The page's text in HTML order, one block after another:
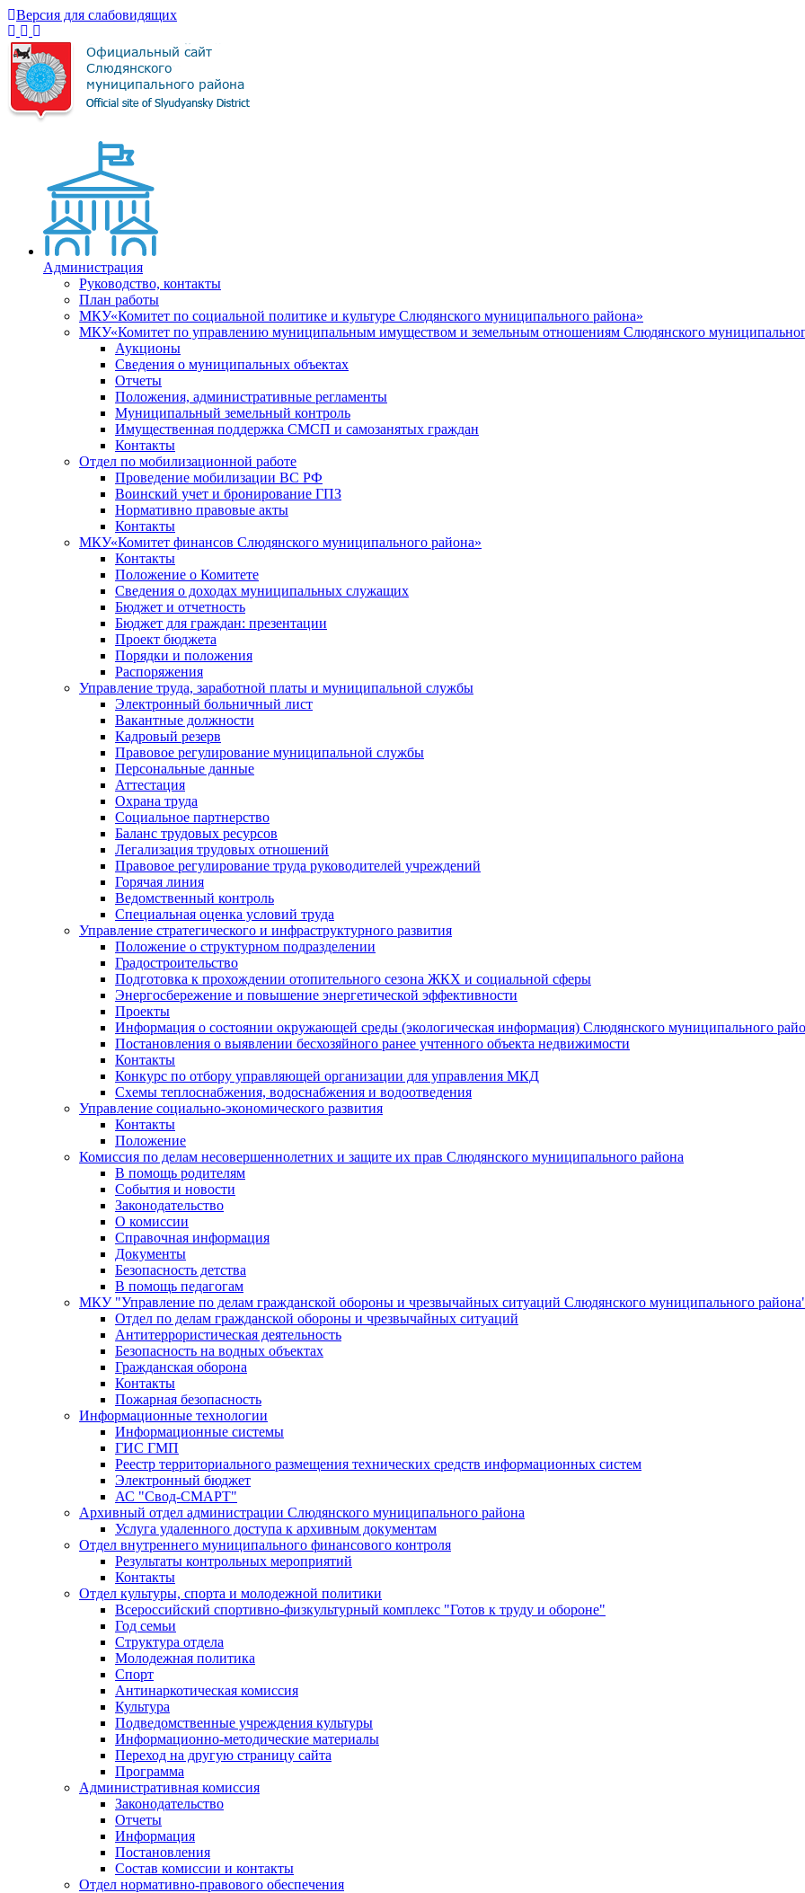
Версия для слабовидящих
Администрация
Руководство, контакты
План работы
МКУ«Комитет по социальной политике и культуре Слюдянского муниципального района»
МКУ«Комитет по управлению муниципальным имуществом и земельным отношениям Слюдянского
Аукционы
Сведения о муниципальных объектах
Отчеты
Положения, административные регламенты
Муниципальный земельный контроль
Имущественная поддержка СМСП и самозанятых граждан
Контакты
Отдел по мобилизационной работе
Проведение мобилизации ВС РФ
Воинский учет и бронирование ГПЗ
Нормативно правовые акты
Контакты
МКУ«Комитет финансов Слюдянского муниципального района»
Контакты
Положение о Комитете
Сведения о доходах муниципальных служащих
Бюджет и отчетность
Бюджет для граждан: презентации
Проект бюджета
Порядки и положения
Распоряжения
Управление труда, заработной платы и муниципальной службы
Электронный больничный лист
Вакантные должности
Кадровый резерв
Правовое регулирование муниципальной службы
Персональные данные
Аттестация
Охрана труда
Социальное партнерство
Баланс трудовых ресурсов
Легализация трудовых отношений
Правовое регулирование труда руководителей учреждений
Горячая линия
Ведомственный контроль
Специальная оценка условий труда
Управление стратегического и инфраструктурного развития
Положение о структурном подразделении
Градостроительство
Подготовка к прохождении отопительного сезона ЖКХ и социальной сферы
Энергосбережение и повышение энергетической эффективности
Проекты
Информация о состоянии окружающей среды (экологическая информация) Слюдянского муниципального
Постановления о выявлении бесхозяйного ранее учтенного объекта недвижимости
Контакты
Конкурс по отбору управляющей организации для управления МКД
Схемы теплоснабжения, водоснабжения и водоотведения
Управление социально-экономического развития
Контакты
Положение
Комиссия по делам несовершеннолетних и защите их прав Слюдянского муниципального района
В помощь родителям
События и новости
Законодательство
О комиссии
Справочная информация
Документы
Безопасность детства
В помощь педагогам
МКУ "Управление по делам гражданской обороны и чрезвычайных ситуаций Слюдянского муниципального
Отдел по делам гражданской обороны и чрезвычайных ситуаций
Антитеррористическая деятельность
Безопасность на водных объектах
Гражданская оборона
Контакты
Пожарная безопасность
Информационные технологии
Информационные системы
ГИС ГМП
Реестр территориального размещения технических средств информационных систем
Электронный бюджет
АС "Свод-СМАРТ"
Архивный отдел администрации Слюдянского муниципального района
Услуга удаленного доступа к архивным документам
Отдел внутреннего муниципального финансового контроля
Результаты контрольных мероприятий
Контакты
Отдел культуры, спорта и молодежной политики
Всероссийский спортивно-физкультурный комплекс "Готов к труду и обороне"
Год семьи
Структура отдела
Молодежная политика
Спорт
Антинаркотическая комиссия
Культура
Подведомственные учреждения культуры
Информационно-методические материалы
Переход на другую страницу сайта
Программа
Административная комиссия
Законодательство
Отчеты
Информация
Постановления
Состав комиссии и контакты
Отдел нормативно-правового обеспечения